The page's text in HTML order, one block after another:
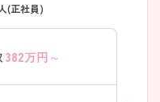
(正社員)
382万円～